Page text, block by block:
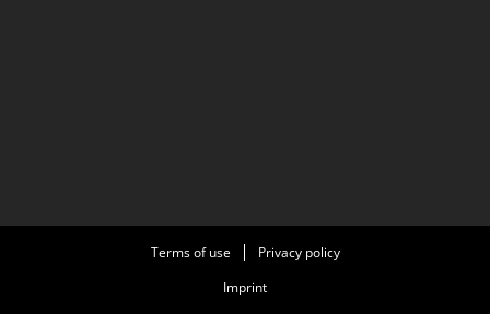
Terms of use
Privacy policy
Imprint